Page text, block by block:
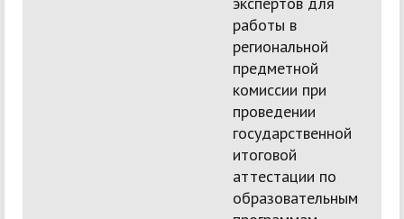
работы в
региональной
предметной
комиссии при
проведении
государственной
итоговой
аттестации по
образовательным